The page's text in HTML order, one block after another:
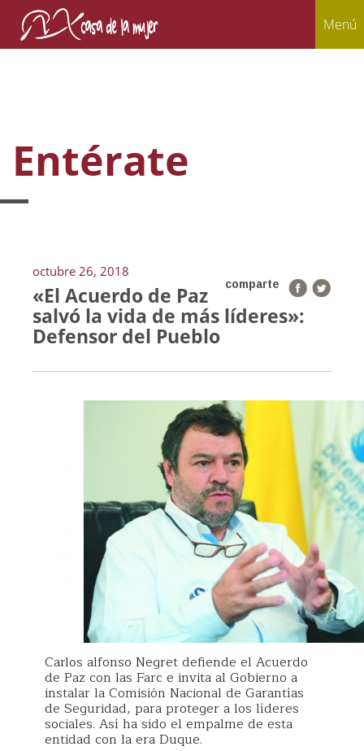
Menú
Entérate
octubre 26, 2018
comparte
«El Acuerdo de Paz
salvó la vida de más líderes»:
Defensor del Pueblo
Carlos alfonso Negret defiende el Acuerdo
de Paz con las Farc e invita al Gobierno a
instalar la Comisión Nacional de Garantías
de Seguridad, para proteger a los líderes
sociales. Así ha sido el empalme de esta
entidad con la era Duque.